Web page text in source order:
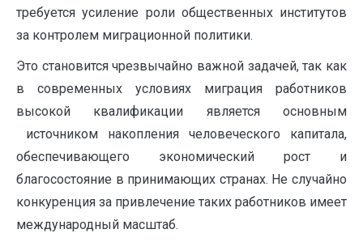
требуется усиление роли общественных институтов
за контролем миграционной политики.
Это становится чрезвычайно важной задачей, так как
в современных условиях миграция работников
высокой квалификации является основным
источником накопления человеческого капитала,
обеспечивающего экономический рост и
благосостояние в принимающих странах. Не случайно
конкуренция за привлечение таких работников имеет
международный масштаб.